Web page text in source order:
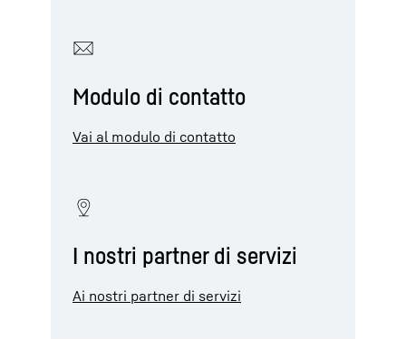
Modulo di contatto
Vai al modulo di contatto
I nostri partner di servizi
Ai nostri partner di servizi